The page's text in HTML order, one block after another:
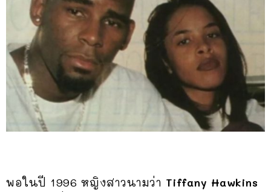
พอในปี 1996 หญิงสาวนามว่า Tiffany Hawkins